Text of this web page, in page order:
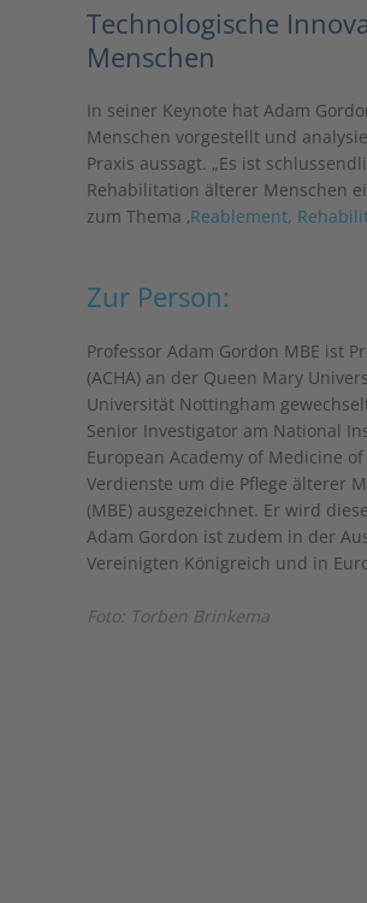
Technologische
Menschen
In seiner Keynote hat Adam
Menschen vorgestellt und
Praxis aussagt. „Es ist
Rehabilitation älterer Menschen
zum Thema ‚Reablement,
Zur Person:
Professor Adam Gordon MBE ist
(ACHA) an der Queen Mary
Universität Nottingham
Senior Investigator am National
European Academy of Medicine
Verdienste um die Pflege älterer
(MBE) ausgezeichnet. Er wird
Adam Gordon ist zudem in der
Vereinigten Königreich und in
Foto: Torben Brinkema